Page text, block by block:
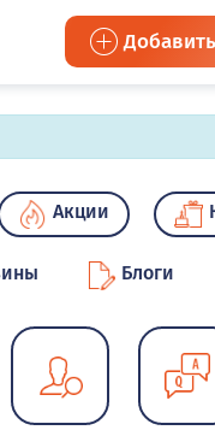
Добавить
Акции
Блоги